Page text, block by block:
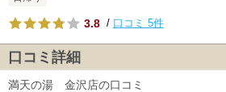
3.8 / 口コミ 5件
口コミ詳細
満天の湯 金沢店の口コミ